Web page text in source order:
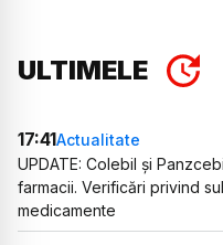
ULTIMELE
17:41Actualitate
UPDATE: Colebil și
farmacii. Verificări privind
medicamente